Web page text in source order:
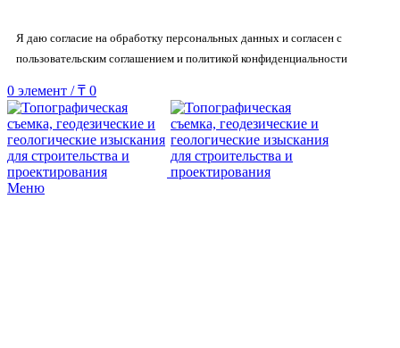
Я даю согласие на обработку персональных данных и согласен с
пользовательским соглашением и политикой конфиденциальности
0 элемент / ₸ 0
Меню